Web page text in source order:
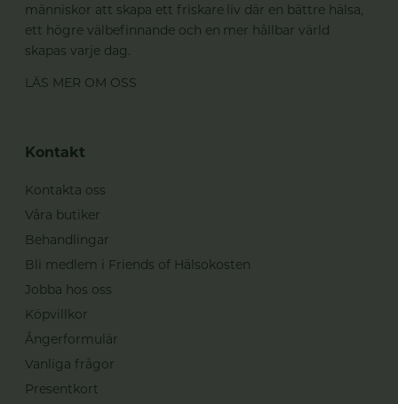
människor att skapa ett friskare liv där en bättre hälsa,
ett högre välbefinnande och en mer hållbar värld
skapas varje dag.
LÄS MER OM OSS
Kontakt
Kontakta oss
Våra butiker
Behandlingar
Bli medlem i Friends of Hälsokosten
Jobba hos oss
Köpvillkor
Ångerformulär
Vanliga frågor
Presentkort